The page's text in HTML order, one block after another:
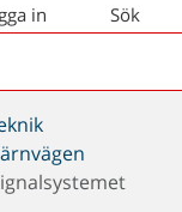
in Sök